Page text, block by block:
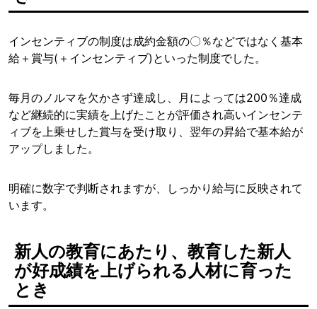
インセンティブの制度は成約金額の〇％などではなく基本
給＋賞与(＋インセンティブ)といった制度でした。
毎月のノルマを欠かさず達成し、月によっては200％達成
など継続的に実績を上げたことが評価され高いインセンテ
ィブを上乗せした賞与を受け取り、翌年の昇給で基本給が
アップしました。
明確に数字で判断されますが、しっかり給与に反映されて
います。
新人の教育にあたり、教育した新人
が好成績を上げられる人材に育った
とき